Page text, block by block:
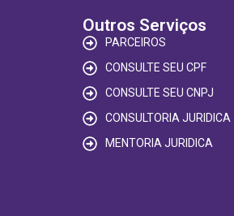
Outros Serviços
PARCEIROS
CONSULTE SEU CPF
CONSULTE SEU CNPJ
CONSULTORIA JURIDICA
MENTORIA JURIDICA